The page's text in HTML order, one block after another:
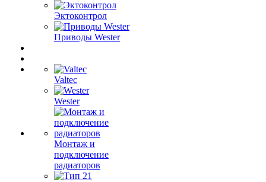
Эктоконтрол
Приводы Wester
Valtec
Wester
Монтаж и
подключение
радиаторов